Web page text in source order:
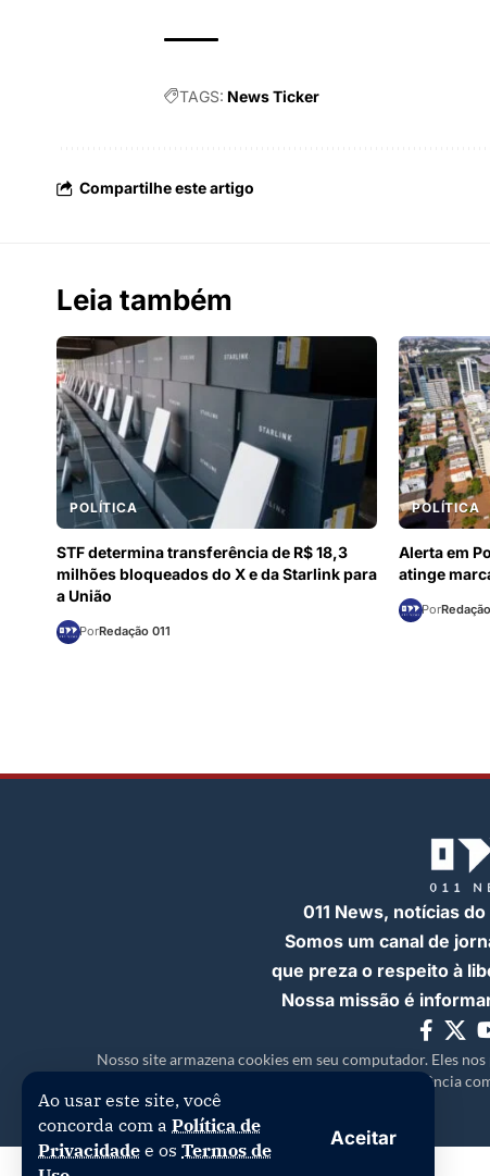
Ao usar este site, você
concorda com a Política de
Privacidade e os Termos de
Aceitar
TAGS: News Ticker
Compartilhe este artigo
Leia também
POLÍTICA
STF determina transferência de R$ 18,3
milhões bloqueados do X e da Starlink para
a União
PorRedação 011
POLÍTICA
Alerta em
atinge
Por
011 News, notícias
Somos um canal de
que preza o respeito à
Nossa missão é
Nosso site armazena cookies em seu computador. Eles
experiência